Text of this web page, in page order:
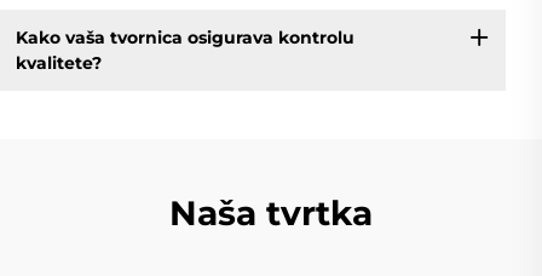
Kako vaša tvornica osigurava kontrolu
kvalitete?
Naša tvrtka